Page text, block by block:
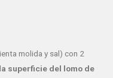
molida y sal) con 2
superficie del lomo de